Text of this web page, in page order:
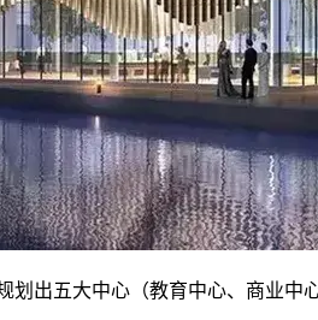
出五大中心（教育中心、商业